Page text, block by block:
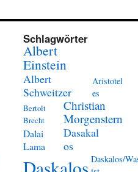
Schlagwörter
Albert
Einstein
Albert
Schweitzer
Aristotel
es
Bertolt
Brecht
Christian
Morgenstern
Dalai
Lama
Dasakal
os
Daskalos/